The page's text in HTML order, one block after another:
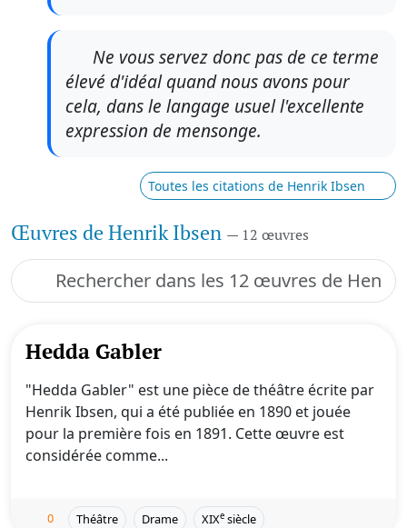
Ne vous servez donc pas de ce terme
élevé d'idéal quand nous avons pour
cela, dans le langage usuel l'excellente
expression de mensonge.
Toutes les citations de Henrik Ibsen
Œuvres de Henrik Ibsen — 12 œuvres
Hedda Gabler
"Hedda Gabler" est une pièce de théâtre écrite par
Henrik Ibsen, qui a été publiée en 1890 et jouée
pour la première fois en 1891. Cette œuvre est
considérée comme...
0 Théâtre Drame XIXe siècle